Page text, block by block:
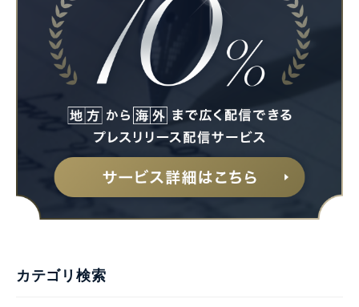
カテゴリ検索